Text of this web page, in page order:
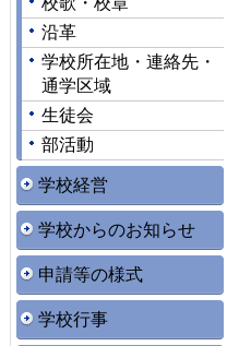
沿革
学校所在地・連絡先・
通学区域
生徒会
部活動
学校経営
学校からのお知らせ
申請等の様式
学校行事